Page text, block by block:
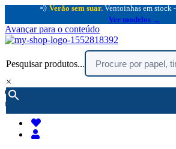
💨 Verão sem suar. Ventoinhas em
Ver modelos →
Avançar para o conteúdo
Pesquisar produtos...
×
encomendar por telefone :
(chamada rede fixa nacional)